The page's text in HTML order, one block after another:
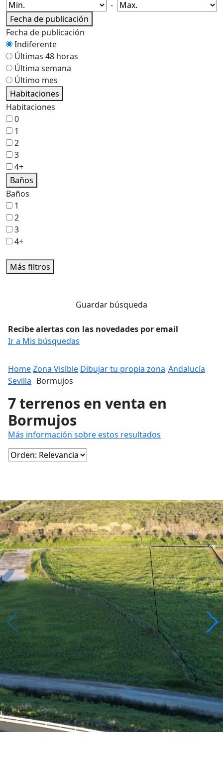
-
Fecha de publicación
Fecha de publicación
Indiferente
Últimas 48 horas
Última semana
Último mes
Habitaciones
Habitaciones
0
1
2
3
4+
Baños
Baños
1
2
3
4+
Más filtros
Guardar búsqueda
Recibe alertas con las novedades por email
Ir a Mis búsquedas
HomeZona Vislble Dibujar tu propia zona Andalucía
Sevilla Bormujos
7 terrenos en venta en
Bormujos
Más información sobre estos resultados